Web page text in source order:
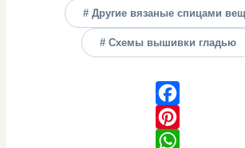
# Другие вязаные спицами
# Схемы вышивки гладью
Facebook
Pinterest